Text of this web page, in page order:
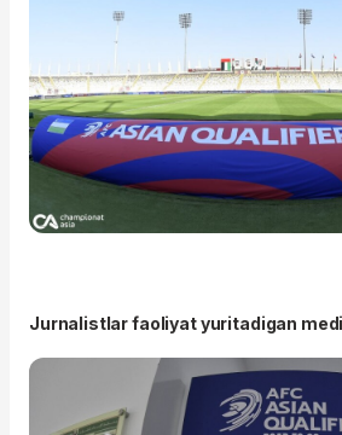
Jurnalistlar faoliyat yuritadigan